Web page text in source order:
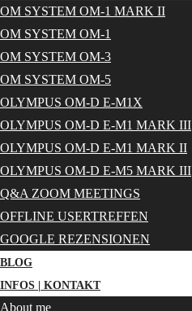
OM SYSTEM OM-1 MARK II
OM SYSTEM OM-1
OM SYSTEM OM-3
OM SYSTEM OM-5
OLYMPUS OM-D E-M1X
OLYMPUS OM-D E-M1 MARK III
OLYMPUS OM-D E-M1 MARK II
OLYMPUS OM-D E-M5 MARK III
Q&A ZOOM MEETINGS
OFFLINE USERTREFFEN
GOOGLE REZENSIONEN
BLOG
INFOS | KONTAKT
About me